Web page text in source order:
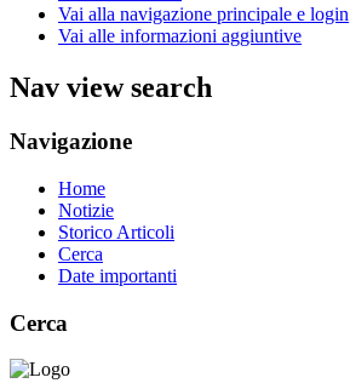
Vai alla navigazione principale e login
Vai alle informazioni aggiuntive
Nav view search
Navigazione
Home
Notizie
Storico Articoli
Cerca
Date importanti
Cerca